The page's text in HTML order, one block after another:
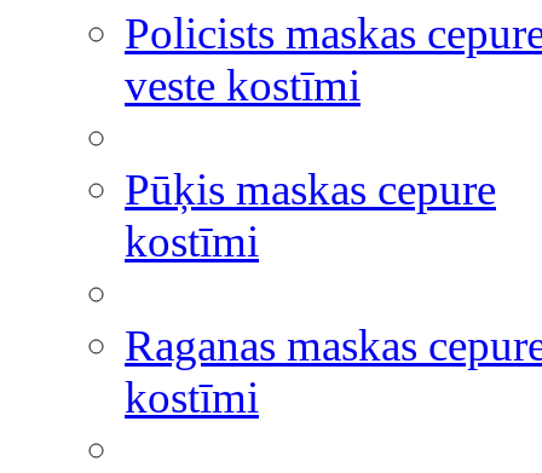
Policists maskas
veste kostīmi
Pūķis maskas cepure
kostīmi
Raganas maskas
kostīmi